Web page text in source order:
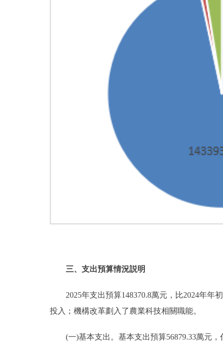
三、支出預算情況説明
2025年支出預算148370.8萬元，比2024年年初
投入；機構改革劃入了農業科技相關職能。
(一)基本支出。基本支出預算56879.33萬元，